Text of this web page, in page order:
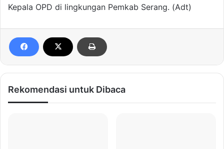
Kepala OPD di lingkungan Pemkab Serang. (Adt)
Rekomendasi untuk Dibaca